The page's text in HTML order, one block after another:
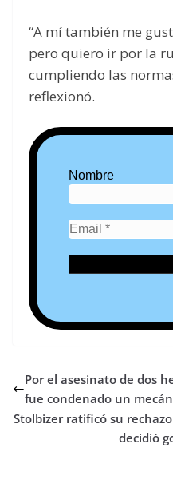
“A mí también me
pero quiero ir por la
cumpliendo las
reflexionó.
Nombre
Por el asesinato de dos
fue condenado un
Stolbizer ratificó su
decidió